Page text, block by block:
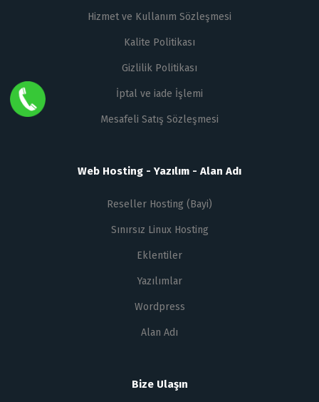
Hizmet ve Kullanım Sözleşmesi
Kalite Politikası
Gizlilik Politikası
İptal ve iade İşlemi
Mesafeli Satış Sözleşmesi
Web Hosting - Yazılım - Alan Adı
Reseller Hosting (Bayi)
Sınırsız Linux Hosting
Eklentiler
Yazılımlar
Wordpress
Alan Adı
Bize Ulaşın